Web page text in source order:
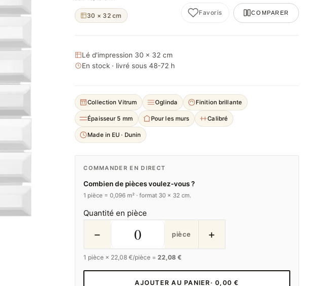
30 × 32 cm Favoris COMPARER
Lé d'impression 30 × 32 cm
En stock · livré sous 48-72 h
Collection Vitrum Oglinda Finition brillante
Épaisseur 5 mm Pour les murs Calibré
Made in EU · Dunin
COMMANDER EN DIRECT
Combien de pièces voulez-vous ?
1 pièce = 0,096 m² · format 30 × 32 cm.
Quantité en pièce
− pièce +
1 pièce × 22,08 €/pièce =22,08 €
AJOUTER AU PANIER · 0,00 €